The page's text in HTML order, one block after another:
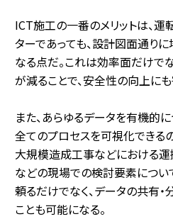
ICT施工の一番のメリットは、
ターであっても、設計図面通り
なる点だ。これは効率面だけで
が減ることで、安全性の向上にも
また、あらゆるデータを有機的
全てのプロセスを可視化できるの
大規模造成工事などにおける
などの現場での検討要素につい
頼るだけでなく、データの共有
ことも可能になる。